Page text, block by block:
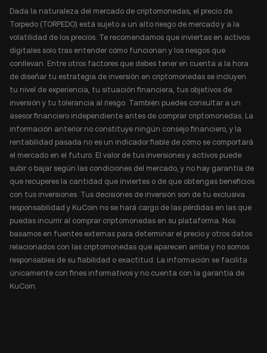
Dada la naturaleza del mercado de criptomonedas, el precio de
Torpedo (TORPEDO) está sujeto a un alto riesgo de mercado y a la
volatilidad de los precios. Te recomendamos que inviertas en activos
digitales solo tras entender cómo funcionan y los riesgos que
conllevan. Entre otros factores que debes tener en cuenta a la hora
de diseñar tu estrategia de inversión en criptomonedas se incluyen
tu nivel de experiencia, tu situación financiera, tus objetivos de
inversión y tu tolerancia al riesgo. También puedes consultar a un
asesor financiero independiente antes de comprar criptomonedas. La
información anterior no constituye ningún consejo financiero, y la
rentabilidad pasada no es un indicador fiable de cómo se comportará
el mercado en el futuro. El valor de tus inversiones y activos puede
subir o bajar según las condiciones del mercado, y no hay garantía de
que recuperes la cantidad que inviertes o de que obtengas beneficios
con tus inversiones. Tus decisiones de inversión son de tu exclusiva
responsabilidad y KuCoin no se hará cargo de las pérdidas en las que
puedas incurrir al comprar criptomonedas en su plataforma. Nos
basamos en fuentes externas para determinar el precio y otros datos
relacionados con las criptomonedas que aparecen arriba y no somos
responsables de su fiabilidad o exactitud. La información se facilita
únicamente con fines informativos y no cuenta con la garantía de
KuCoin.